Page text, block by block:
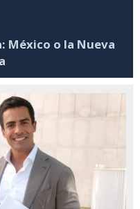
México o la Nueva